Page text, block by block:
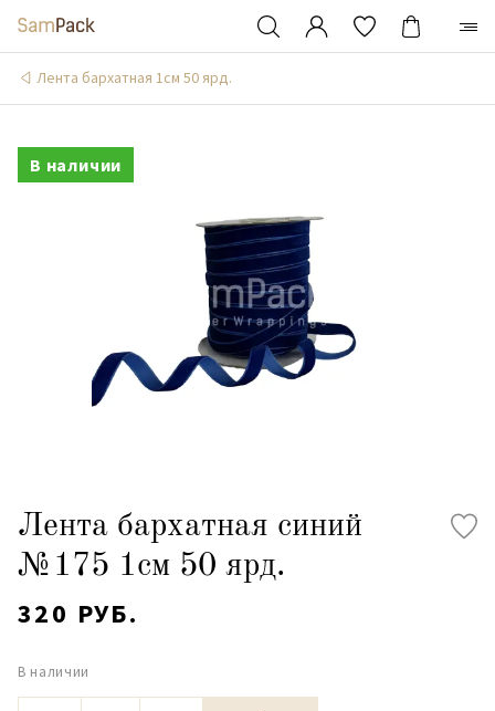
Лента бархатная 1см 50 ярд.
В наличии
Лента бархатная синий
№175 1см 50 ярд.
320 РУБ.
В наличии